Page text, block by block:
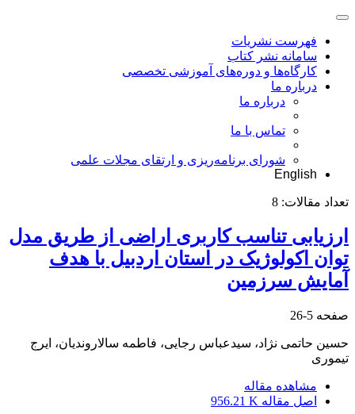
فهرست نشریات
سامانه نشر کتاب
کارگاه‌ها و دوره‌های آموزشی تخصصی
درباره ما
درباره ما
تماس با ما
شورای برنامه‌ریزی و ارتقای مجلات علمی
English
تعداد مقالات: 8
ارزیابی تناسب کاربری اراضی از طریق مدل
توان اکولوژیک در استان اردبیل با هدف
آمایش سرزمین
صفحه 5-26
حسین حاتمی نژاد، سیدعباس رجایی، فاطمه سالاروندیان، ایرج
تیموری
مشاهده مقاله
اصل مقاله 956.21 K